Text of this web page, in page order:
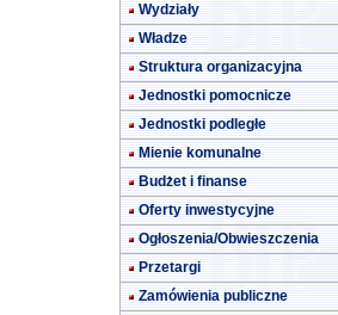
Wydziały
Władze
Struktura organizacyjna
Jednostki pomocnicze
Jednostki podległe
Mienie komunalne
Budżet i finanse
Oferty inwestycyjne
Ogłoszenia/Obwieszczenia
Przetargi
Zamówienia publiczne